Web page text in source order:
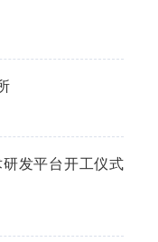
发平台开工仪式